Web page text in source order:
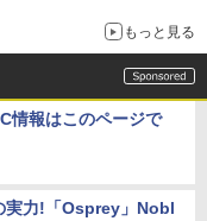
もっと見る
情報はこのページで
実力!「Osprey」Nobl